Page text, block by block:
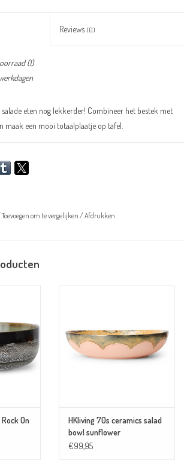
Reviews (0)
(1)
salade eten nog lekkerder! Combineer het bestek met
maak een mooi totaalplaatje op tafel.
Toevoegen om te vergelijken /Afdrukken
On
HKliving 70s ceramics salad
bowl sunflower
€99,95